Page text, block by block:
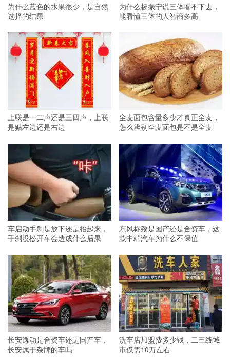
为什么蓝色的水果很少，是自然
选择的结果
为什么杨振宁说三体看不下去，
能看懂三体的人智商多高
上联是一二声还是三四声，上联
是贴左边还是右边
全麦面包含量多少才真正全麦，
怎么辨别全麦面包是不是全麦
车启动手刹是放下还是抬起来，
手刹没松开车会造成什么后果
东风标致是国产还是合资车，这
款中端汽车为什么不保值
长安逸动是合资车还是国产车，
长安属于杂牌的车吗
洗车店加盟费多少钱，二三线城
市仅需10万左右